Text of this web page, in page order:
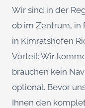
Wir sind in der
ob im Zentrum, in
in Kimratshofen
Vorteil: Wir
brauchen kein
optional. Bevor
Ihnen den